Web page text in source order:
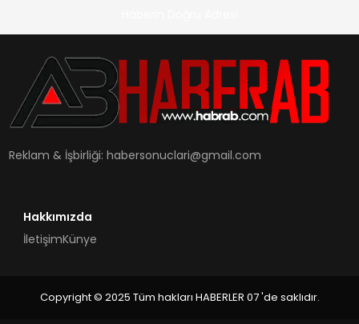
Reklam & İşbirliği:habersonuclari@gmail.com
Hakkımızda
İletişimKünye
Copyright © 2025 Tüm hakları HABERLER 07 'de saklıdır.